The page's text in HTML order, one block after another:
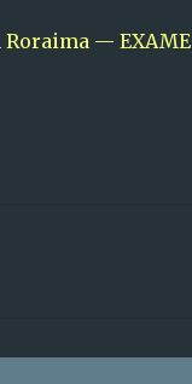
— EXAME